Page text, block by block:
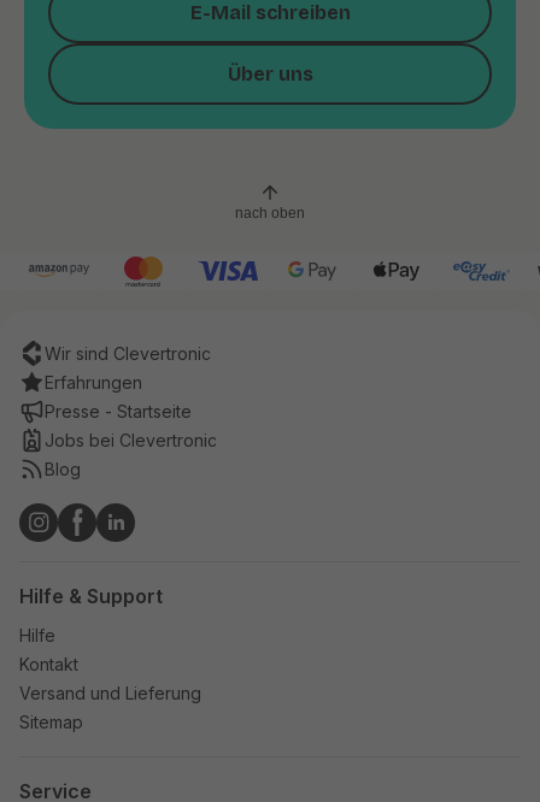
E-Mail schreiben
Über uns
nach oben
Wir sind Clevertronic
Erfahrungen
Presse - Startseite
Jobs bei Clevertronic
Blog
Hilfe & Support
Hilfe
Kontakt
Versand und Lieferung
Sitemap
Service